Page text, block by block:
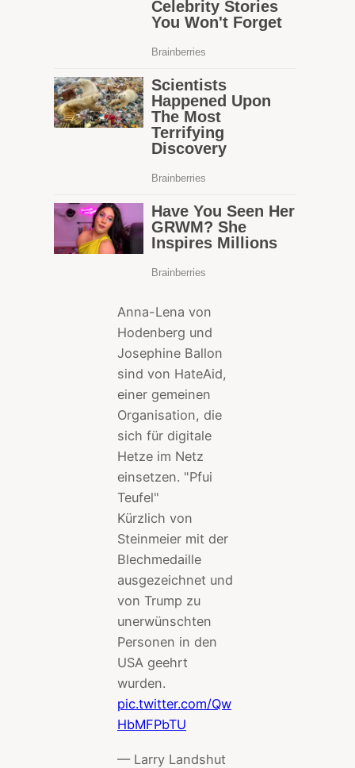
Anna-Lena von
Hodenberg und
Josephine Ballon
sind von HateAid,
einer gemeinen
Organisation, die
sich für digitale
Hetze im Netz
einsetzen. "Pfui
Teufel"
Kürzlich von
Steinmeier mit der
Blechmedaille
ausgezeichnet und
von Trump zu
unerwünschten
Personen in den
USA geehrt
wurden.
pic.twitter.com/Qw
HbMFPbTU
— Larry Landshut